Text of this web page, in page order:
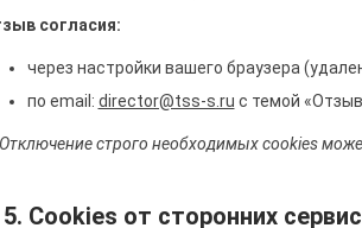
согласия:
через настройки вашего браузера
по email: director@tss-s.ru с темой
Отключение строго необходимых cookies
5. Cookies от сторонних